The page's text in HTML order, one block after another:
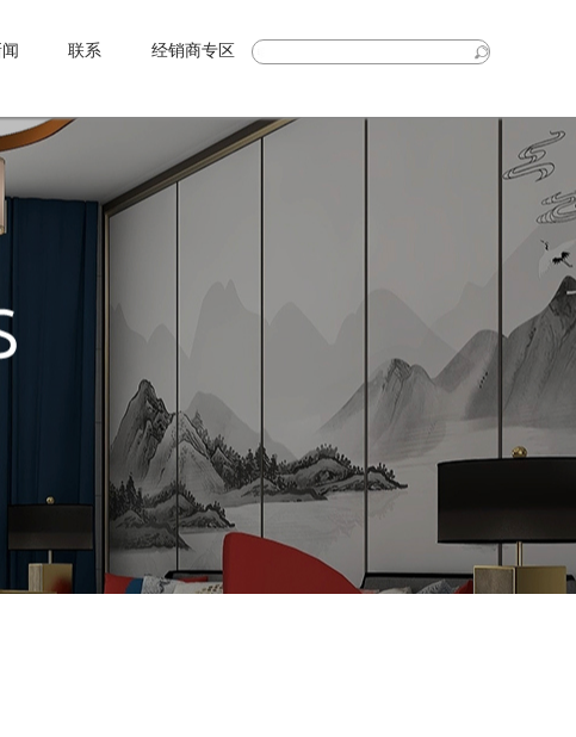
联系 经销商专区